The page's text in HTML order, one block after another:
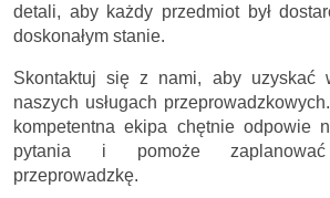
detali, aby każdy przedmiot był
doskonałym stanie.
Skontaktuj się z nami, aby uzyskać
naszych usługach
kompetentna ekipa chętnie odpowie
pytania i pomoże zaplanować
przeprowadzkę.